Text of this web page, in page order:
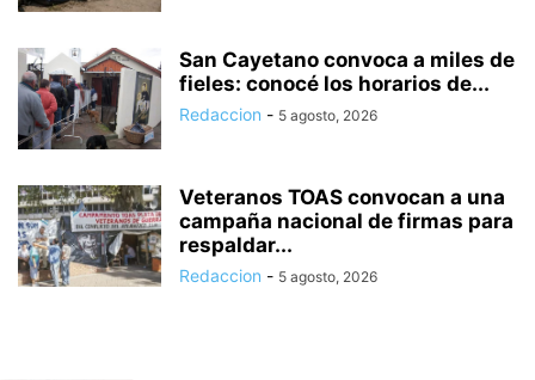
San Cayetano convoca a miles de
fieles: conocé los horarios de...
Redaccion - 5 agosto, 2026
Veteranos TOAS convocan a una
campaña nacional de firmas para
respaldar...
Redaccion - 5 agosto, 2026